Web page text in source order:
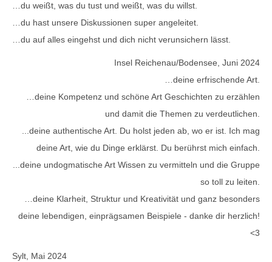
…du weißt, was du tust und weißt, was du willst.
…du hast unsere Diskussionen super angeleitet.
…du auf alles eingehst und dich nicht verunsichern lässt.
Insel Reichenau/Bodensee, Juni 2024
…deine erfrischende Art.
…deine Kompetenz und schöne Art Geschichten zu erzählen
und damit die Themen zu verdeutlichen.
...deine authentische Art. Du holst jeden ab, wo er ist. Ich mag
deine Art, wie du Dinge erklärst. Du berührst mich einfach.
...deine undogmatische Art Wissen zu vermitteln und die Gruppe
so toll zu leiten.
…deine Klarheit, Struktur und Kreativität und ganz besonders
deine lebendigen, einprägsamen Beispiele - danke dir herzlich!
<3
Sylt, Mai 2024